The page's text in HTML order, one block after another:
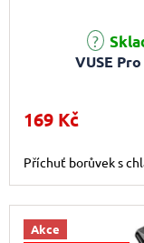
VUSE
169 Kč
Příchuť borůvek s
Akce